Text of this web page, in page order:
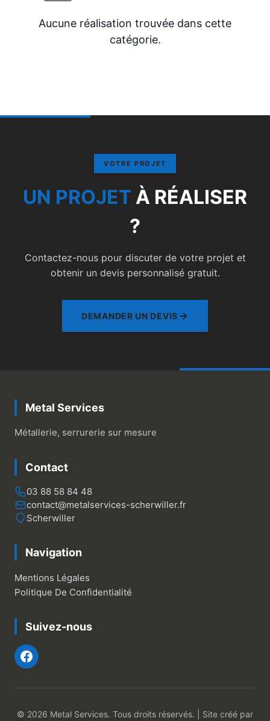
Aucune réalisation trouvée dans cette
catégorie.
VOTRE PROJET
UN PROJET À RÉALISER
?
Contactez-nous pour discuter de votre projet et
obtenir un devis personnalisé gratuit.
DEMANDER UN DEVIS
Metal Services
Métallerie, serrurerie sur mesure
Contact
03 88 58 84 48
contact@metalservices-scherwiller.fr
Scherwiller
Navigation
Mentions Légales
Politique De Confidentialité
Suivez-nous
© 2026 Metal Services. Tous droits réservés. | Site créé par